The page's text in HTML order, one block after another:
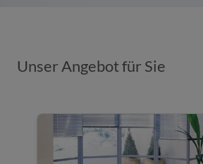
Unser Angebot für Sie